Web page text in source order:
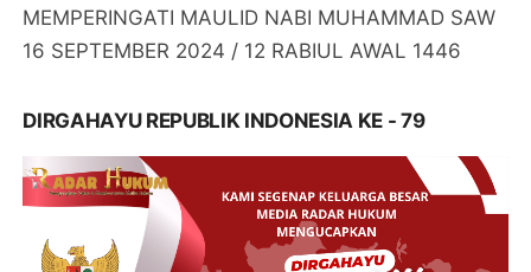
MEMPERINGATI MAULID NABI MUHAMMAD SAW
16 SEPTEMBER 2024 / 12 RABIUL AWAL 1446
DIRGAHAYU REPUBLIK INDONESIA KE - 79